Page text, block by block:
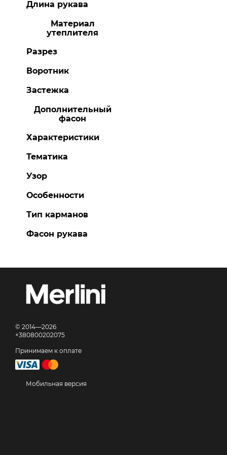
Длина рукава
Материал
утеплителя
Разрез
Воротник
Застежка
Дополнительный
фасон
Характеристики
Тематика
Узор
Особенности
Тип карманов
Фасон рукава
© 2014—2026
+380800202075
Принимаем к оплате
Мобильная версия